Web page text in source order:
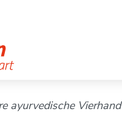
ayurvedische